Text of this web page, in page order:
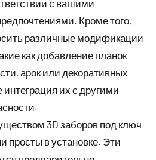
с вашими
Кроме того,
различные модификации
как добавление планок
арок или декоративных
интеграция их с другими
3D заборов под ключ
просты в установке. Эти